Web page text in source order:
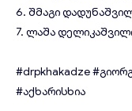
6. შმაგი
7. ლაშა
#drpkhakadze
#აქხარისხია